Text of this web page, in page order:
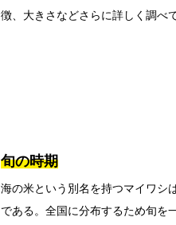
徴、大きさなどさらに詳しく調べ
旬の時期
海の米という別名を持つマイワシ
である。全国に分布するため旬を